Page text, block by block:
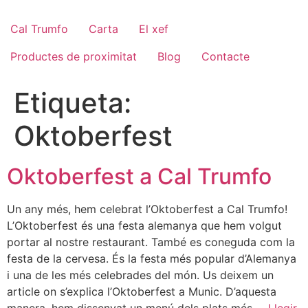
Cal Trumfo Carta
El xef
Productes de proximitat
Blog Contacte
Etiqueta:
Oktoberfest
Oktoberfest a Cal Trumfo
Un any més, hem celebrat l’Oktoberfest a Cal Trumfo!
L’Oktoberfest és una festa alemanya que hem volgut
portar al nostre restaurant. També es coneguda com la
festa de la cervesa. És la festa més popular d’Alemanya
i una de les més celebrades del món. Us deixem un
article on s’explica l’Oktoberfest a Munic. D’aquesta